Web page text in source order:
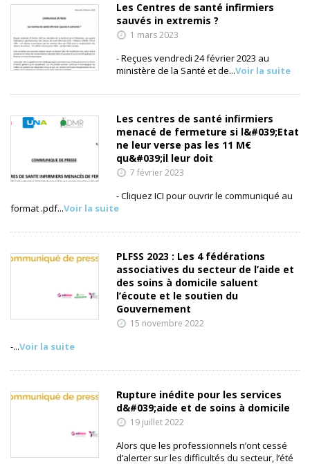
Les Centres de santé infirmiers
sauvés in extremis ?
1 mars 2023
- Reçues vendredi 24 février 2023 au
ministère de la Santé et de...Voir la suite
Les centres de santé infirmiers
menacé de fermeture si l&#039;Etat
ne leur verse pas les 11 M€
qu&#039;il leur doit
7 février 2023
- Cliquez ICI pour ouvrir le communiqué au
format .pdf...Voir la suite
PLFSS 2023 : Les 4 fédérations
associatives du secteur de l’aide et
des soins à domicile saluent
l’écoute et le soutien du
Gouvernement
15 novembre 2022
-...Voir la suite
Rupture inédite pour les services
d&#039;aide et de soins à domicile
19 juillet 2022
Alors que les professionnels n’ont cessé
d’alerter sur les difficultés du secteur, l’été